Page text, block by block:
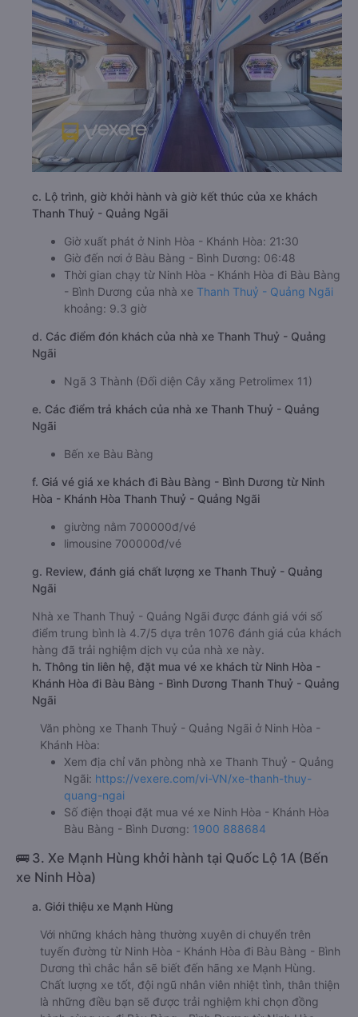
c. Lộ trình, giờ khởi hành và giờ kết thúc của xe khách
Thanh Thuỷ - Quảng Ngãi
Giờ xuất phát ở Ninh Hòa - Khánh Hòa: 21:30
Giờ đến nơi ở Bàu Bàng - Bình Dương: 06:48
Thời gian chạy từ Ninh Hòa - Khánh Hòa đi Bàu Bàng
- Bình Dương của nhà xe Thanh Thuỷ - Quảng Ngãi
khoảng: 9.3 giờ
d. Các điểm đón khách của nhà xe Thanh Thuỷ - Quảng
Ngãi
Ngã 3 Thành (Đối diện Cây xăng Petrolimex 11)
e. Các điểm trả khách của nhà xe Thanh Thuỷ - Quảng
Ngãi
Bến xe Bàu Bàng
f. Giá vé giá xe khách đi Bàu Bàng - Bình Dương từ Ninh
Hòa - Khánh Hòa Thanh Thuỷ - Quảng Ngãi
giường nằm 700000đ/vé
limousine 700000đ/vé
g. Review, đánh giá chất lượng xe Thanh Thuỷ - Quảng
Ngãi
Nhà xe Thanh Thuỷ - Quảng Ngãi được đánh giá với số
điểm trung bình là 4.7/5 dựa trên 1076 đánh giá của khách
hàng đã trải nghiệm dịch vụ của nhà xe này.
h. Thông tin liên hệ, đặt mua vé xe khách từ Ninh Hòa -
Khánh Hòa đi Bàu Bàng - Bình Dương Thanh Thuỷ - Quảng
Ngãi
Văn phòng xe Thanh Thuỷ - Quảng Ngãi ở Ninh Hòa -
Khánh Hòa:
Xem địa chỉ văn phòng nhà xe Thanh Thuỷ - Quảng
Ngãi: https://vexere.com/vi-VN/xe-thanh-thuy-
quang-ngai
Số điện thoại đặt mua vé xe Ninh Hòa - Khánh Hòa
Bàu Bàng - Bình Dương: 1900 888684
🚌 3. Xe Mạnh Hùng khởi hành tại Quốc Lộ 1A (Bến
xe Ninh Hòa)
a. Giới thiệu xe Mạnh Hùng
Với những khách hàng thường xuyên di chuyển trên
tuyến đường từ Ninh Hòa - Khánh Hòa đi Bàu Bàng - Bình
Dương thì chắc hẳn sẽ biết đến hãng xe Mạnh Hùng.
Chất lượng xe tốt, đội ngũ nhân viên nhiệt tình, thân thiện
là những điều bạn sẽ được trải nghiệm khi chọn đồng